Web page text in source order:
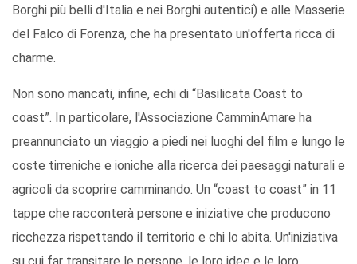
Borghi più belli d'Italia e nei Borghi autentici) e alle Masserie
del Falco di Forenza, che ha presentato un'offerta ricca di
charme.
Non sono mancati, infine, echi di “Basilicata Coast to
coast”. In particolare, l'Associazione CamminAmare ha
preannunciato un viaggio a piedi nei luoghi del film e lungo le
coste tirreniche e ioniche alla ricerca dei paesaggi naturali e
agricoli da scoprire camminando. Un “coast to coast” in 11
tappe che racconterà persone e iniziative che producono
ricchezza rispettando il territorio e chi lo abita. Un'iniziativa